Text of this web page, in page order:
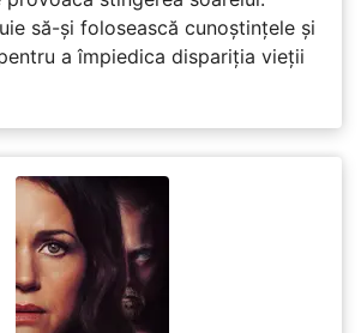
să-și folosească cunoștințele și
a împiedica dispariția vieții